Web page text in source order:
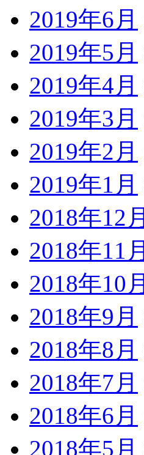
2019年6月
2019年5月
2019年4月
2019年3月
2019年2月
2019年1月
2018年12月
2018年11月
2018年10月
2018年9月
2018年8月
2018年7月
2018年6月
2018年5月